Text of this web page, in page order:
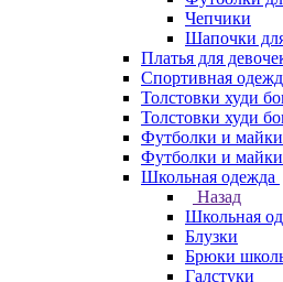
Чепчики
Шапочки
Платья для
Спортивная
Толстовки худи
Толстовки худи
Футболки и майки
Футболки и майки
Школьная одежда
Назад
Школьная
Блузки
Брюки
Галстуки